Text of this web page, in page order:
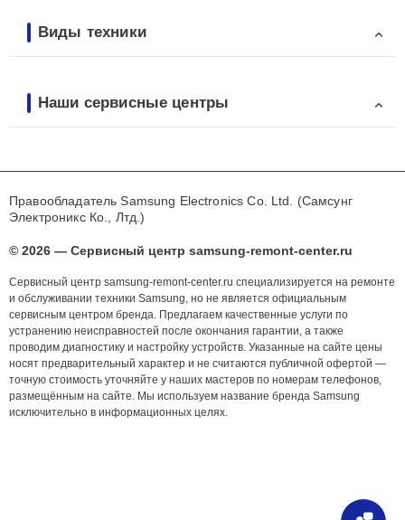
Виды техники
Наши сервисные центры
Правообладатель Samsung Electronics Co. Ltd. (Самсунг
Электроникс Ко., Лтд.)
© 2026 — Сервисный центр samsung-remont-center.ru
Сервисный центр samsung-remont-center.ru специализируется на ремонте
и обслуживании техники Samsung, но не является официальным
сервисным центром бренда. Предлагаем качественные услуги по
устранению неисправностей после окончания гарантии, а также
проводим диагностику и настройку устройств. Указанные на сайте цены
носят предварительный характер и не считаются публичной офертой —
точную стоимость уточняйте у наших мастеров по номерам телефонов,
размещённым на сайте. Мы используем название бренда Samsung
исключительно в информационных целях.